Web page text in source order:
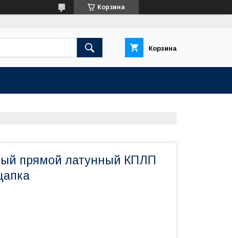
Корзина
Корзина
прямой латунный КПЛП